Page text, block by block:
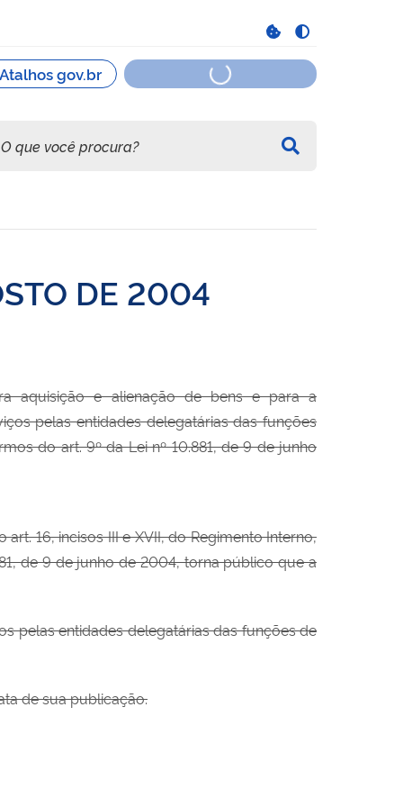
DE 2004
aquisição e alienação de bens e para a
pelas entidades delegatárias das funções
do art. 9º da Lei nº 10.881, de 9 de junho
16, incisos III e XVII, do Regimento Interno,
de 9 de junho de 2004, torna público que a
pelas entidades delegatárias das funções de
de sua publicação.